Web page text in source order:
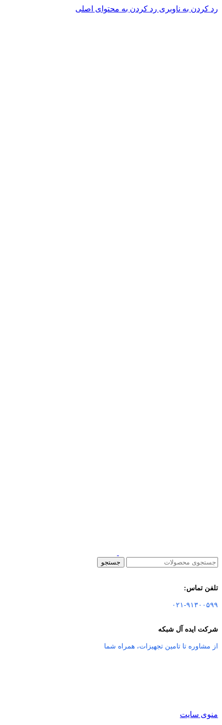
رد کردن به ناوبری رد کردن به محتوای اصلی
جستجو
تلفن تماس:
۰۲۱-۹۱۳۰۰۵۹۹
شرکت ایده آل شبکه
از مشاوره تا تامین تجهیزات، همراه شما
منوی سایت